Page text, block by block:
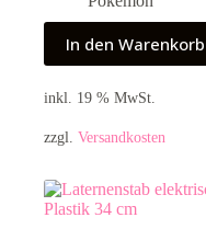
In den Warenkorb
inkl. 19 % MwSt.
zzgl. Versandkosten